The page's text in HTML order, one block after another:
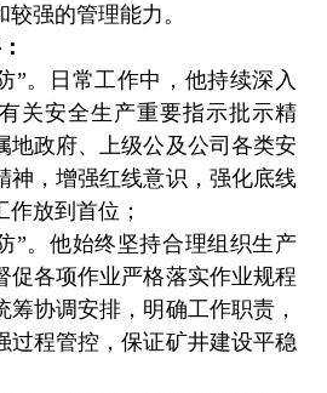
强的管理能力。
”。日常工作中，他持续深入
关安全生产重要指示批示精
地政府、上级公及公司各类安
神，增强红线意识，强化底线
放到首位；
”。他始终坚持合理组织生产
促各项作业严格落实作业规程
协调安排，明确工作职责，
过程管控，保证矿井建设平稳